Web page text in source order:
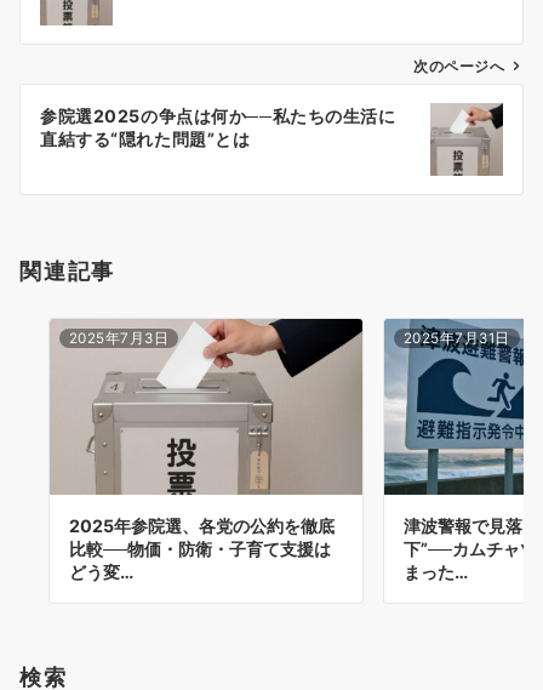
ビ
ン
次のページへ
参院選2025の争点は何か──私たちの生活に
直結する“隠れた問題”とは
関連記事
2025年7月3日
2025年参院選、各党の公約を徹底
比較──物価・防衛・子育て支援は
どう変…
2025年7月31日
津波警報で見落
下”──カムチャツ
まった…
検索